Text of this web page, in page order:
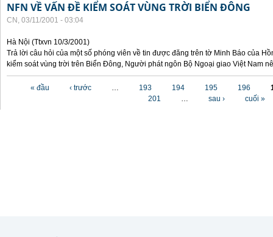
NFN VỀ VẤN ĐỀ KIỂM SOÁT VÙNG TRỜI BIỂN ĐÔNG
CN, 03/11/2001 - 03:04
Hà Nội (Ttxvn 10/3/2001)
Trả lời câu hỏi của một số phóng viên về tin được đăng trên tờ Minh Báo của
kiểm soát vùng trời trên Biển Đông, Người phát ngôn Bộ Ngoại giao Việt Nam
« đầu ‹ trước … 193 194 195 196
201
… sau › cuối »